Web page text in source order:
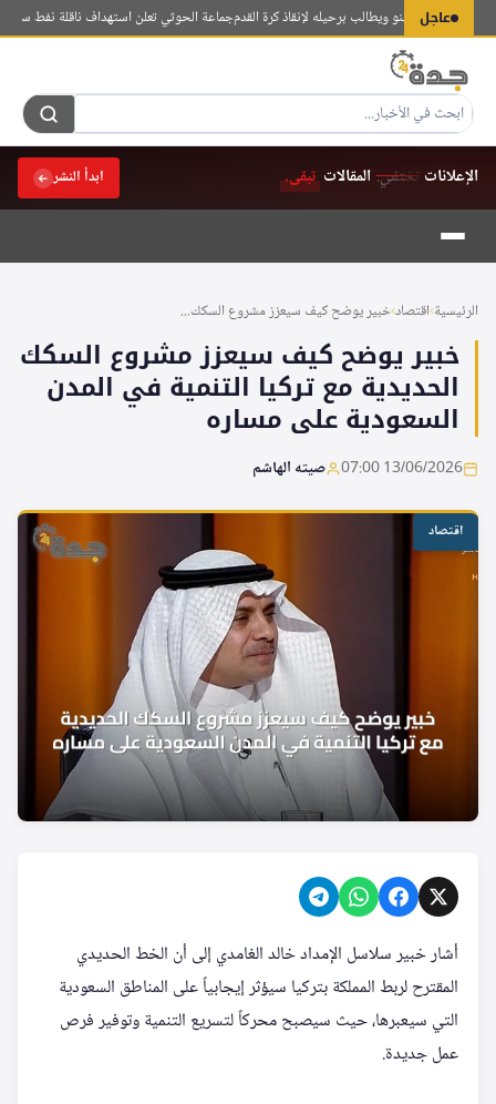
عاجل
يندد بإنفانتينو ويطالب برحيله لإنقاذ كرة القدمجماعة الحوثي تعلن استهداف ناقلة نفط
الإعلانات تختفي.المقالات تبقى. ابدأ النشر
التجاوز
المحتوى
الرئيسية›اقتصاد›خبير يوضح كيف سيعزز مشروع السكك...
خبير يوضح كيف سيعزز مشروع السكك
الحديدية مع تركيا التنمية في المدن
السعودية على مساره
13/06/2026 07:00 صيته الهاشم
اقتصاد
أشار خبير سلاسل الإمداد خالد الغامدي إلى أن الخط الحديدي
المقترح لربط المملكة بتركيا سيؤثر إيجابياً على المناطق السعودية
التي سيعبرها، حيث سيصبح محركاً لتسريع التنمية وتوفير فرص
عمل جديدة.